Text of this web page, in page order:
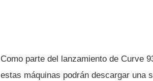
Como parte del lanzamiento de Curve
estas máquinas podrán descargar una